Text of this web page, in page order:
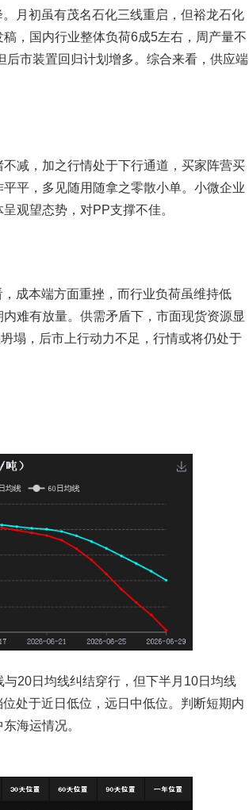
月初虽有茂名石化三线重启，但裕龙石化
，国内行业整体负荷6成5左右，周产量不
市装置回归计划增多。综合来看，供应端
减，加之行情处于下行通道，买家阵营买
平，多见随用随拿之零散小单。小微企业
观望态势，对PP支撑不佳。
成本端方面重挫，而行业负荷虽维持低
难有放量。供需矛盾下，市面现货资源显
塌，后市上行动力不足，行情或将仍处于
20日均线纠结穿行，但下半月10日均线
处于近日低位，远日中低位。判断短期内
海运情况。